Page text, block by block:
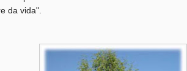
da vida".